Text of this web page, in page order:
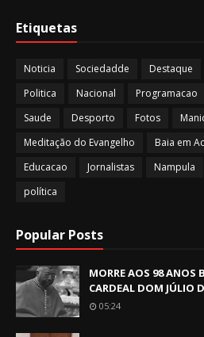
Etiquetas
Noticia Sociedadde Destaque
Politica
Nacional Programacao
Saude
Desporto Fotos
Meditação do Evangelho
Baia em
Educacao
Jornalistas Nampula
política
Popular Posts
MORRE AOS 98 ANOS
CARDEAL DOM JÚLIO
05:24